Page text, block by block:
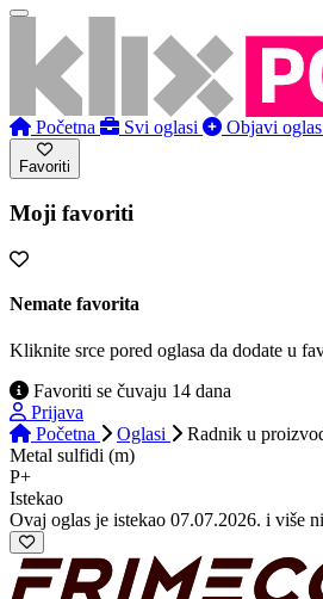
Početna Svi oglasi Objavi oglas
Favoriti
Moji favoriti
Nemate favorita
Kliknite srce pored oglasa da dodate u
Favoriti se čuvaju 14 dana
Prijava
Početna
Oglasi
Radnik u
Metal sulfidi (m)
P+
Istekao
Ovaj oglas je istekao 07.07.2026. i više